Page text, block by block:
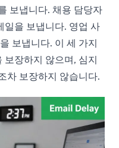
보냅니다. 채용 담당자
일을 보냅니다. 영업 사
보냅니다. 이 세 가지
보장하지 않으며, 심지
차 보장하지 않습니다.